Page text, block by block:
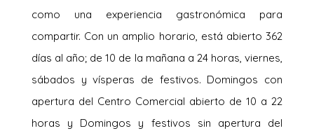
como una experiencia gastronómica para
compartir. Con un amplio horario, está abierto 362
días al año; de 10 de la mañana a 24 horas, viernes,
sábados y vísperas de festivos. Domingos con
apertura del Centro Comercial abierto de 10 a 22
horas y Domingos y festivos sin apertura del